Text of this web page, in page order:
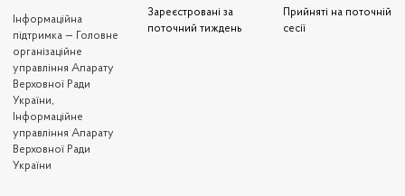
Iнформаційна
підтримка — Головне
організаційне
управління Апарату
Верховної Ради
України,
Інформаційне
управління Апарату
Верховної Ради
України
Зареєстровані за
поточний тиждень
Прийняті на поточній
сесії